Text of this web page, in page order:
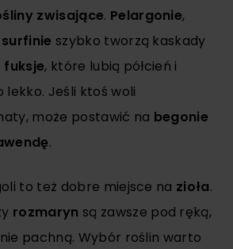
zwisające. Pelargonie,
surfinie szybko tworzą kaskady
fuksje, które lubią półcień i
Jeśli ktoś woli
może postawić na begonie
.
to też dobre miejsce na zioła.
rozmaryn są zawsze pod ręką,
pachną. Wybór roślin warto